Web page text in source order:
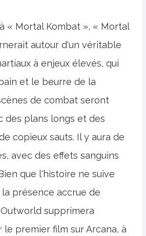
« Mortal Kombat », « Mortal
autour d'un véritable
à enjeux élevés, qui
et le beurre de la
de combat seront
des plans longs et des
copieux sauts. Il y aura de
avec des effets sanguins
que l'histoire ne suive
la présence accrue de
supprimera
le premier film sur Arcana, à